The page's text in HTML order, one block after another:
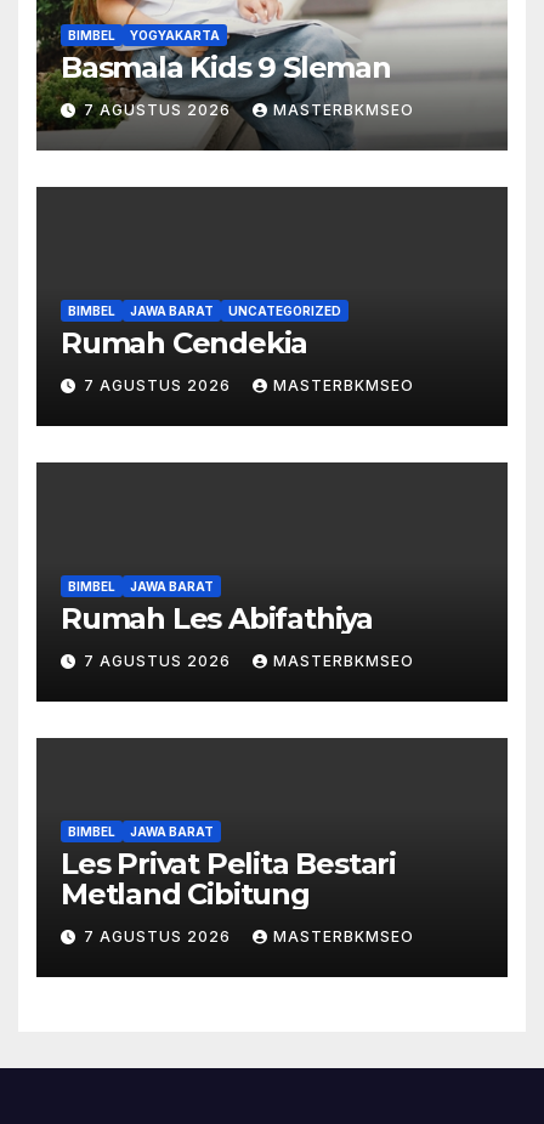
BIMBEL YOGYAKARTA
Basmala Kids 9 Sleman
7 AGUSTUS 2026 MASTERBKMSEO
BIMBEL JAWA BARAT UNCATEGORIZED
Rumah Cendekia
7 AGUSTUS 2026 MASTERBKMSEO
BIMBEL JAWA BARAT
Rumah Les Abifathiya
7 AGUSTUS 2026 MASTERBKMSEO
BIMBEL JAWA BARAT
Les Privat Pelita Bestari
Metland Cibitung
7 AGUSTUS 2026 MASTERBKMSEO